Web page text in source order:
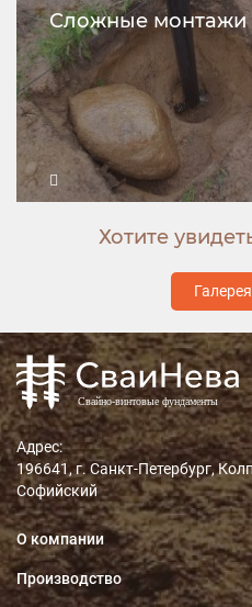
Хотите
Сложные монтажи
Адрес:
196641, г. Санкт-Петербург,
Софийский
О компании
Производство